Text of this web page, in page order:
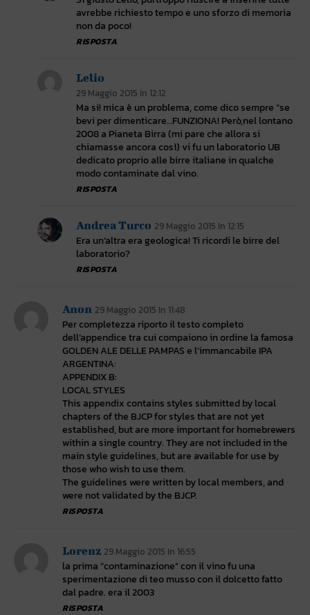
avrebbe richiesto tempo e uno sforzo di memoria
non da poco!
RISPOSTA
Lelio
29 Maggio 2015 In 12:12
Ma si! mica è un problema, come dico sempre “se
bevi per dimenticare…FUNZIONA! Però,nel lontano
2008 a Pianeta Birra (mi pare che allora si
chiamasse ancora così) vi fu un laboratorio UB
dedicato proprio alle birre italiane in qualche
modo contaminate dal vino.
RISPOSTA
Andrea Turco 29 Maggio 2015 In 12:15
Era un’altra era geologica! Ti ricordi le birre del
laboratorio?
RISPOSTA
Anon 29 Maggio 2015 In 11:48
Per completezza riporto il testo completo
dell’appendice tra cui compaiono in ordine la famosa
GOLDEN ALE DELLE PAMPAS e l’immancabile IPA
ARGENTINA:
APPENDIX B:
LOCAL STYLES
This appendix contains styles submitted by local
chapters of the BJCP for styles that are not yet
established, but are more important for homebrewers
within a single country. They are not included in the
main style guidelines, but are available for use by
those who wish to use them.
The guidelines were written by local members, and
were not validated by the BJCP.
RISPOSTA
Lorenz 29 Maggio 2015 In 16:55
la prima “contaminazione” con il vino fu una
sperimentazione di teo musso con il dolcetto fatto
dal padre. era il 2003
RISPOSTA